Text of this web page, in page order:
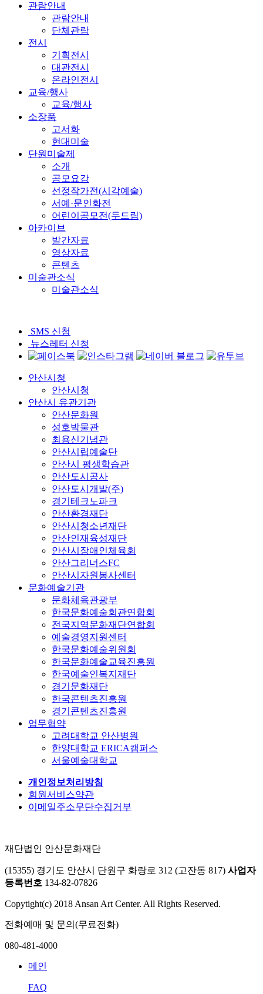
관람안내
관람안내
단체관람
전시
기획전시
대관전시
온라인전시
교육/행사
교육/행사
소장품
고서화
현대미술
단원미술제
소개
공모요강
선정작가전(시각예술)
서예·문인화전
어린이공모전(두드림)
아카이브
발간자료
영상자료
콘텐츠
미술관소식
미술관소식
SMS 신청
뉴스레터 신청
안산시청
안산시청
안산시 유관기관
안산문화원
성호박물관
최용신기념관
안산시립예술단
안산시 평생학습관
안산도시공사
안산도시개발(주)
경기테크노파크
안산환경재단
안산시청소년재단
안산인재육성재단
안산시장애인체육회
안산그리너스FC
안산시자원봉사센터
문화예술기관
문화체육관광부
한국문화예술회관연합회
전국지역문화재단연합회
예술경영지원센터
한국문화예술위원회
한국문화예술교육진흥원
한국예술인복지재단
경기문화재단
한국콘텐츠진흥원
경기콘텐츠진흥원
업무협약
고려대학교 안산병원
한양대학교 ERICA캠퍼스
서울예술대학교
개인정보처리방침
회원서비스약관
이메일주소무단수집거부
재단법인 안산문화재단
(15355) 경기도 안산시 단원구 화랑로 312 (고잔동 817) 사업자
등록번호 134-82-07826
Copytight(c) 2018 Ansan Art Center. All Rights Reserved.
전화예매 및 문의(무료전화)
080-481-4000
메인
FAQ